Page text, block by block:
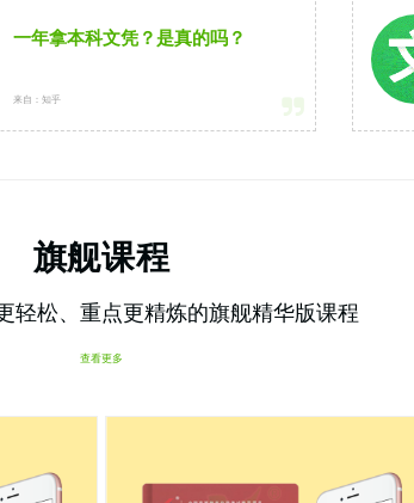
一年拿本科文凭？是真的吗？
来自：知乎
旗舰课程
轻松、重点更精炼的旗舰精华版课程
查看更多